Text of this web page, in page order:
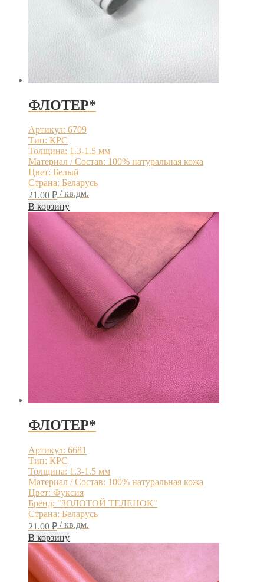
ФЛОТЕР*
Артикул: 6709
Тип: КРС
Толщина: 1.3-1.5 мм
Материал / Состав: 100% натуральная кожа
Цвет: Белый
Страна: Беларусь
21.00 ₽ / кв.дм.
В корзину
ФЛОТЕР*
Артикул: 6681
Тип: КРС
Толщина: 1.3-1.5 мм
Материал / Состав: 100% натуральная кожа
Цвет: Фуксия
Бренд: "ЗОЛОТОЙ ТЕЛЕНОК"
Страна: Беларусь
21.00 ₽ / кв.дм.
В корзину